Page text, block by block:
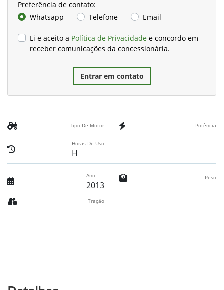
Preferência de contato:
Whatsapp
Telefone Email
Li e aceito a Política de Privacidade e concordo em
receber comunicações da concessionária.
Entrar em contato
Tipo De Motor Potência
Horas De Uso
H
Ano
2013
Peso
Tração